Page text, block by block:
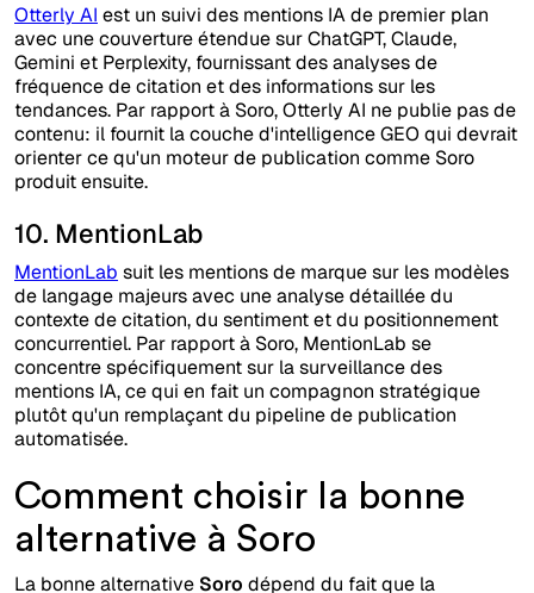
Otterly AI est un suivi des mentions IA de premier plan
avec une couverture étendue sur ChatGPT, Claude,
Gemini et Perplexity, fournissant des analyses de
fréquence de citation et des informations sur les
tendances. Par rapport à Soro, Otterly AI ne publie pas de
contenu: il fournit la couche d'intelligence GEO qui devrait
orienter ce qu'un moteur de publication comme Soro
produit ensuite.
10. MentionLab
MentionLab suit les mentions de marque sur les modèles
de langage majeurs avec une analyse détaillée du
contexte de citation, du sentiment et du positionnement
concurrentiel. Par rapport à Soro, MentionLab se
concentre spécifiquement sur la surveillance des
mentions IA, ce qui en fait un compagnon stratégique
plutôt qu'un remplaçant du pipeline de publication
automatisée.
Comment choisir la bonne
alternative à Soro
La bonne alternative Soro dépend du fait que la